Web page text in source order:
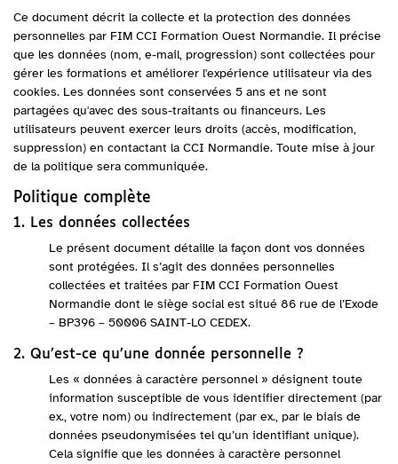
Ce document décrit la collecte et la protection des données
personnelles par FIM CCI Formation Ouest Normandie. Il précise
que les données (nom, e-mail, progression) sont collectées pour
gérer les formations et améliorer l'expérience utilisateur via des
cookies. Les données sont conservées 5 ans et ne sont
partagées qu'avec des sous-traitants ou financeurs. Les
utilisateurs peuvent exercer leurs droits (accès, modification,
suppression) en contactant la CCI Normandie. Toute mise à jour
de la politique sera communiquée.
Politique complète
1. Les données collectées
Le présent document détaille la façon dont vos données
sont protégées. Il s’agit des données personnelles
collectées et traitées par FIM CCI Formation Ouest
Normandie dont le siège social est situé 86 rue de l’Exode
– BP396 – 50006 SAINT-LO CEDEX.
2. Qu’est-ce qu’une donnée personnelle ?
Les « données à caractère personnel » désignent toute
information susceptible de vous identifier directement (par
ex., votre nom) ou indirectement (par ex., par le biais de
données pseudonymisées tel qu’un identifiant unique).
Cela signifie que les données à caractère personnel